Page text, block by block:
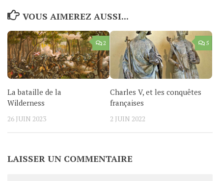
VOUS AIMEREZ AUSSI...
2
La bataille de la
Wilderness
26 JUIN 2023
5
Charles V, et les conquêtes
françaises
2 JUIN 2022
LAISSER UN COMMENTAIRE